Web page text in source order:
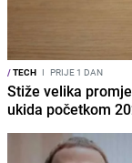
/TECH I PRIJE 1 DAN
Stiže velika
ukida početkom